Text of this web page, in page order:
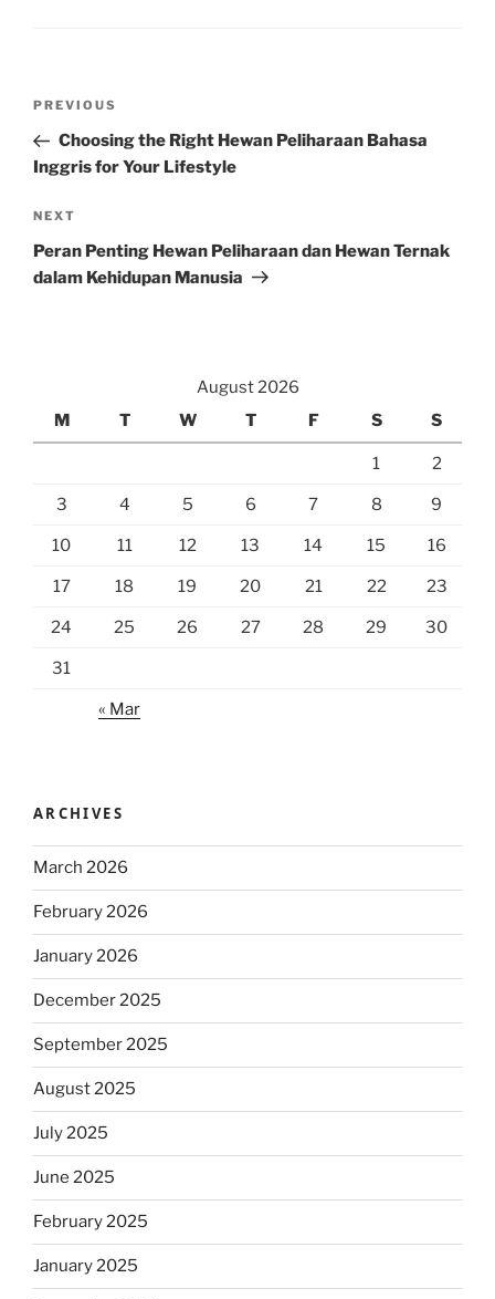
Previous
Post
PREVIOUS
Choosing the Right Hewan Peliharaan Bahasa
Inggris for Your Lifestyle
Next
Post
NEXT
Peran Penting Hewan Peliharaan dan Hewan Ternak
dalam Kehidupan Manusia
August 2026
M
T W T F S S
1 2
3 4 5 6 7 8 9
10 11 12 13 14 15 16
17 18 19 20 21 22 23
24 25 26 27 28 29 30
31
« Mar
ARCHIVES
March 2026
February 2026
January 2026
December 2025
September 2025
August 2025
July 2025
June 2025
February 2025
January 2025